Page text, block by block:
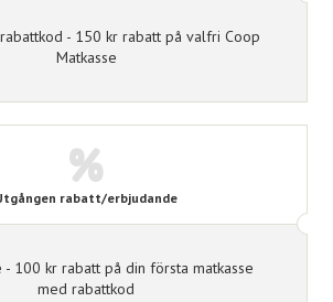
- 150 kr rabatt på valfri Coop
Matkasse
%
rabatt/erbjudande
- 100 kr rabatt på din första matkasse
med rabattkod